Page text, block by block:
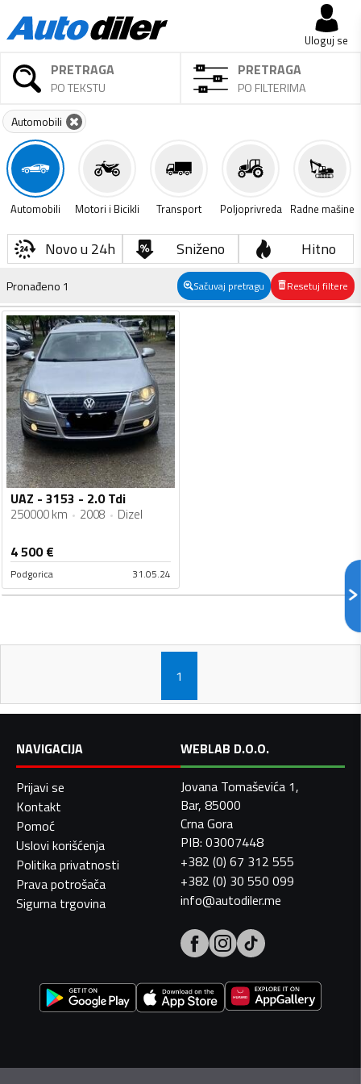
Uloguj se
PRETRAGA
PO TEKSTU
PRETRAGA
PO FILTERIMA
Automobili
Automobili Motori i Bicikli Transport Poljoprivreda Radne mašine
Novo u 24h Sniženo Hitno
Pronađeno 1 Sačuvaj pretragu Resetuj filtere
UAZ - 3153 - 2.0 Tdi
250000 km 2008 Dizel
4 500€
Podgorica 31.05.24
1
NAVIGACIJA
Prijavi se
Kontakt
Pomoć
Uslovi korišćenja
Politika privatnosti
Prava potrošača
Sigurna trgovina
WEBLAB D.O.O.
Jovana Tomaševića 1,
Bar, 85000
Crna Gora
PIB: 03007448
+382 (0) 67 312 555
+382 (0) 30 550 099
info@autodiler.me